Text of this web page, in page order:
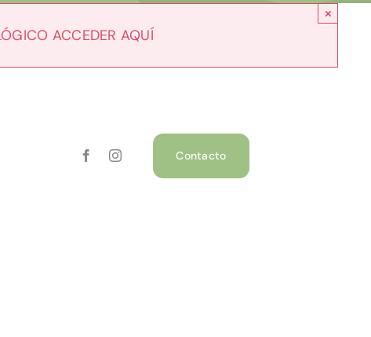
ACCEDER AQUÍ
×
Contacto